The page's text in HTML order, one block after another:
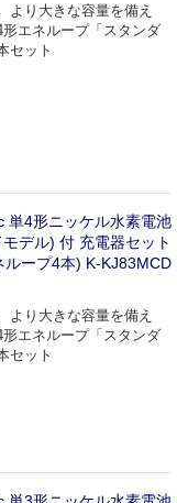
より大きな容量を備え
エネループ「スタンダ
セット
4形ニッケル水素電池
デル) 付 充電器セット
ープ4本) K-KJ83MCD
より大きな容量を備え
エネループ「スタンダ
セット